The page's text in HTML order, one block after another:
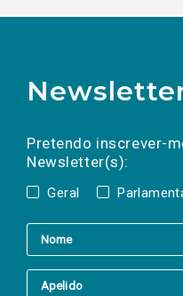
Pretendo inscrever-
Newsletter(s):
Geral
a(s) newsletter(s).
mail